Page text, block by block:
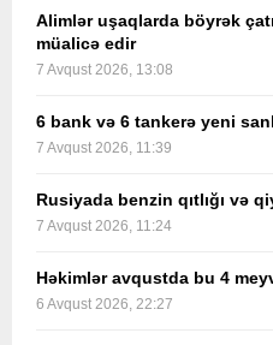
Alimlər uşaqlarda böyrək
müalicə edir
7 Avqust 2026, 13:08
6 bank və 6 tankerə yeni
7 Avqust 2026, 11:39
Rusiyada benzin qıtlığı və
7 Avqust 2026, 11:24
Həkimlər avqustda bu 4
6 Avqust 2026, 22:27